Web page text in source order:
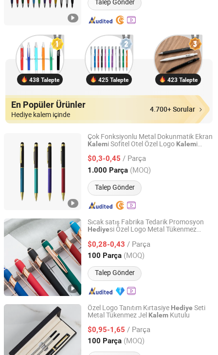
Talep Gönder
438 Talepte 425 Talepte 423 Talepte
En Popüler Ürünler
Hediye kalem içinde
4.700+ Sorular
Çok Fonksiyonlu Metal Dokunmatik Ekran
Kalemi Sofitel Otel Özel Logo Kalemi
$0,3-0,45 / Parça
1.000 Parça (MOQ)
Talep Gönder
Nanchang Qunpeng Technology Development Co., Ltd.
Jiangxi, China Fiyat 2024
Sıcak satış Fabrika Tedarik Promosyon
Hediyesi Özel Logo Metal Tükenmez
$0,28-0,43 / Parça
100 Parça (MOQ)
Talep Gönder
TAIZHOU RONGYI IMPORT AND EXPORT CO., LTD.
Zhejiang, China Fiyat 2019
Özel Logo Tanıtım Kırtasiye Hediye Seti
Metal Tükenmez Jel Kalem Kutulu
$0,95-1,65 / Parça
100 Parça (MOQ)
Taizhou EEGO Industry & Trade Co., Ltd.
Zhejiang, China Fiyat 2021